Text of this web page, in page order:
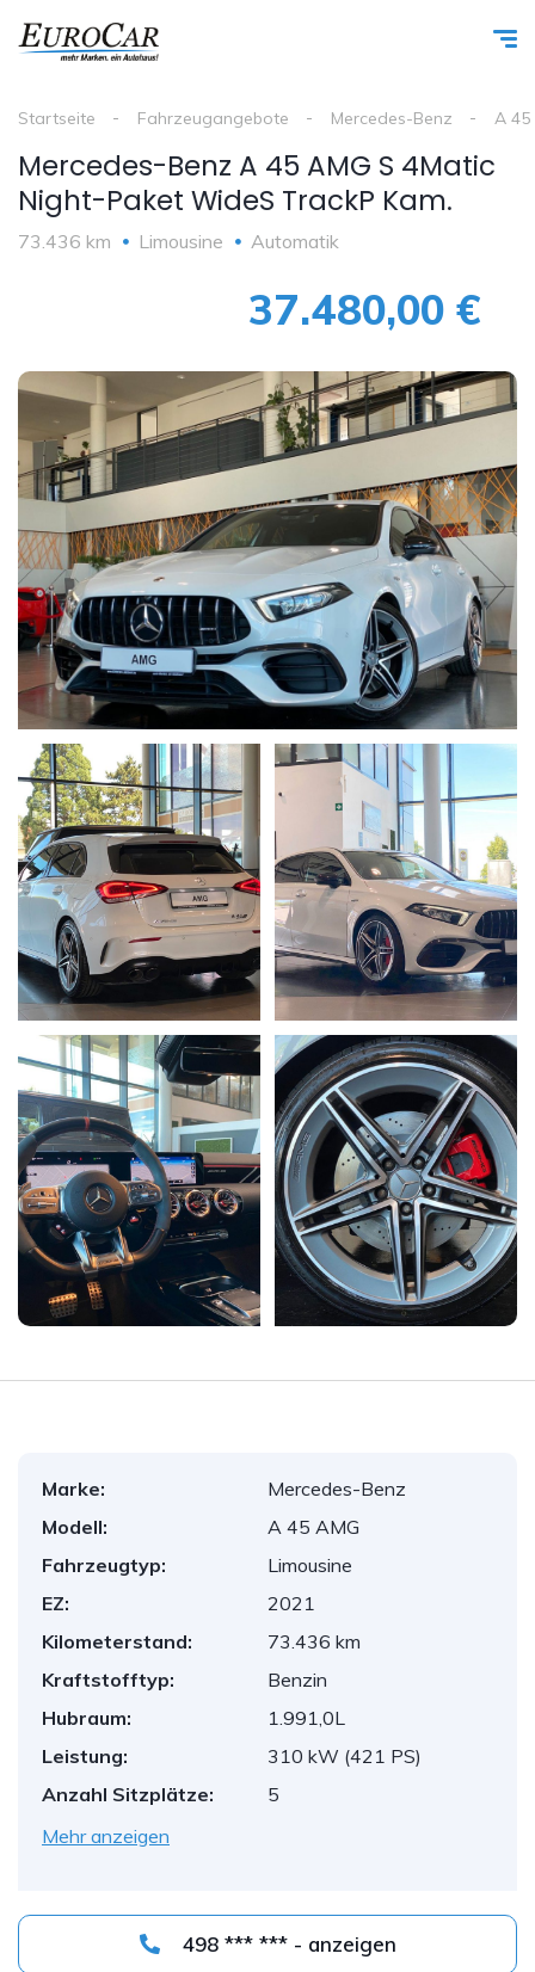
Startseite Fahrzeugangebote Mercedes-Benz A 45
Mercedes-Benz A 45 AMG S 4Matic
Night-Paket WideS TrackP Kam.
73.436 km Limousine Automatik
37.480,00 €
Marke:
Mercedes-Benz
Modell:
A 45 AMG
Fahrzeugtyp:
Limousine
EZ:
2021
Kilometerstand:
73.436 km
Kraftstofftyp:
Benzin
Hubraum:
1.991,0L
Leistung:
310 kW (421 PS)
Anzahl Sitzplätze:
5
Mehr anzeigen
498 *** *** - anzeigen